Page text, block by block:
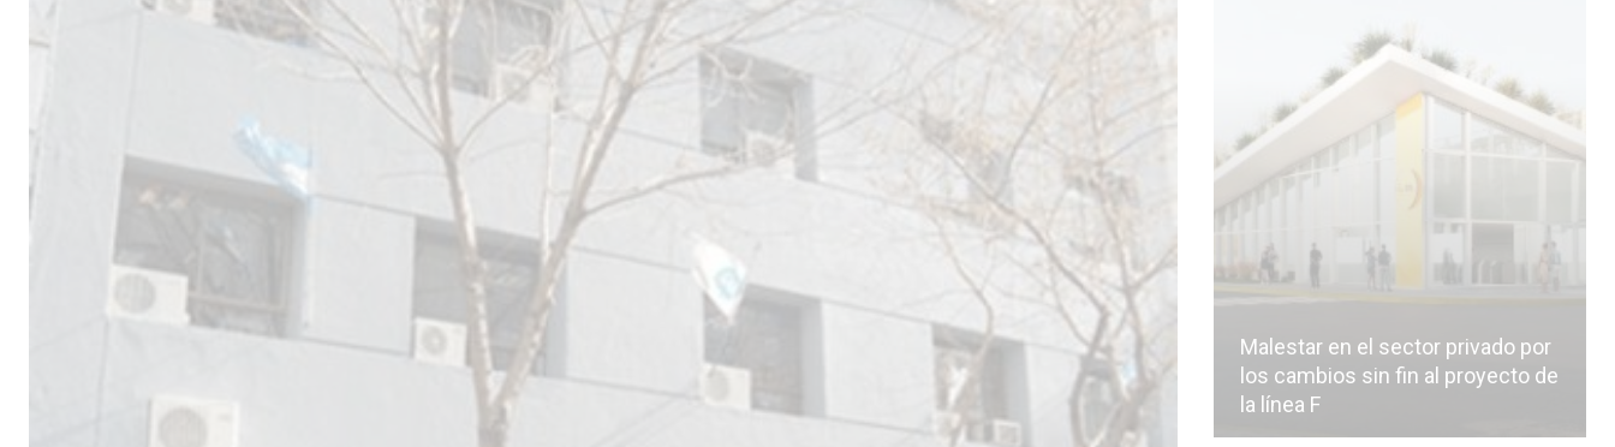
Malestar en el sector privado por
los cambios sin fin al proyecto de
la línea F